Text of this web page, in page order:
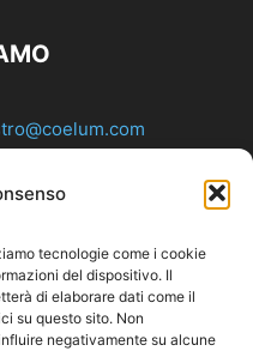
tecnologie come i cookie
del dispositivo. Il
di elaborare dati come il
su questo sito. Non
negativamente su alcune